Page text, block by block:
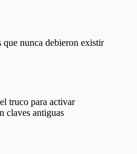
que nunca debieron existir
truco para activar
claves antiguas